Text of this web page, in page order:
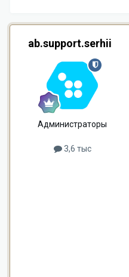
ab.support.serhii
Администраторы
3,6 тыс